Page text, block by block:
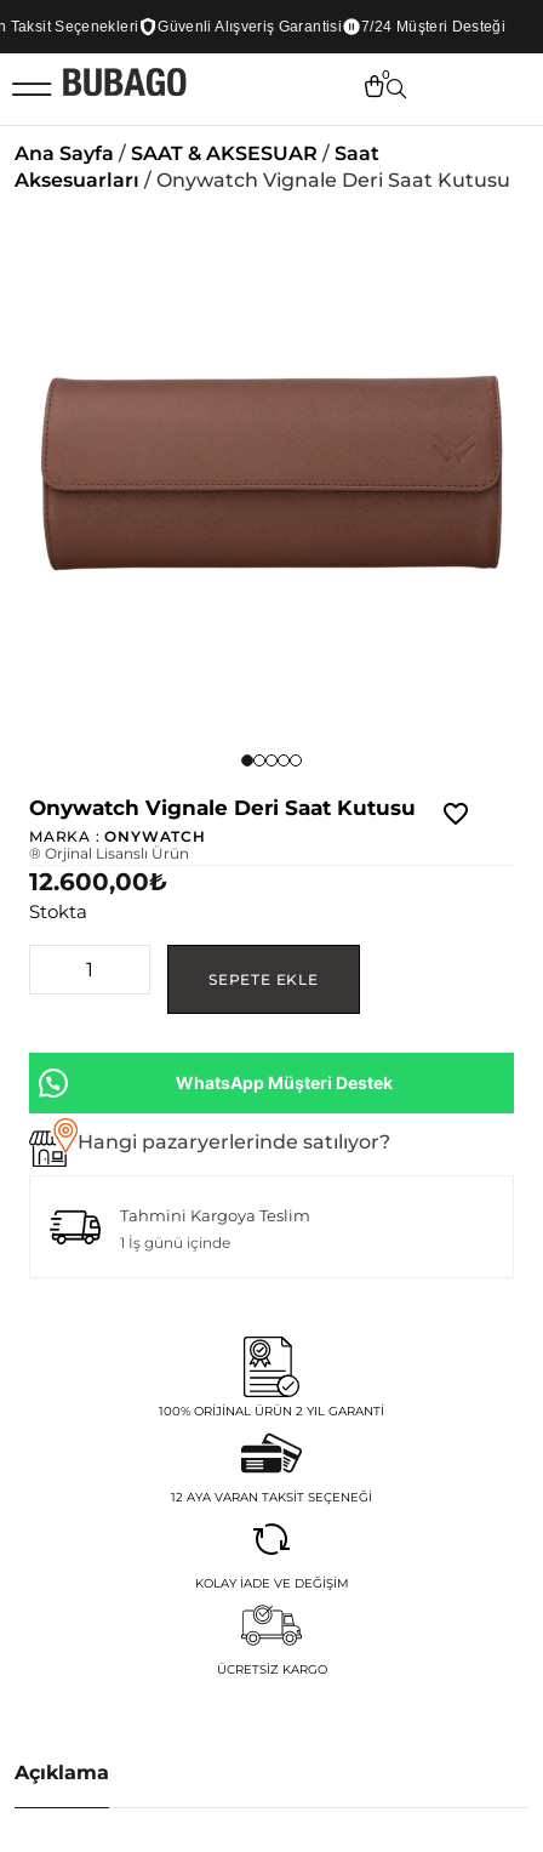
Seçenekleri Güvenli Alışveriş Garantisi 7/24 Müşteri Desteği
0
Ana Sayfa / SAAT & AKSESUAR / Saat
Aksesuarları / Onywatch Vignale Deri Saat Kutusu
Onywatch Vignale Deri Saat Kutusu
MARKA :ONYWATCH
® Orjinal Lisanslı Ürün
12.600,00₺
Stokta
SEPETE EKLE
WhatsApp Müşteri Destek
Hangi pazaryerlerinde satılıyor?
Tahmini Kargoya Teslim
1 İş günü içinde
100% ORIJINAL ÜRÜN 2 YIL GARANTI
12 AYA VARAN TAKSIT SEÇENEĞI
KOLAY İADE VE DEĞIŞIM
ÜCRETSIZ KARGO
Açıklama